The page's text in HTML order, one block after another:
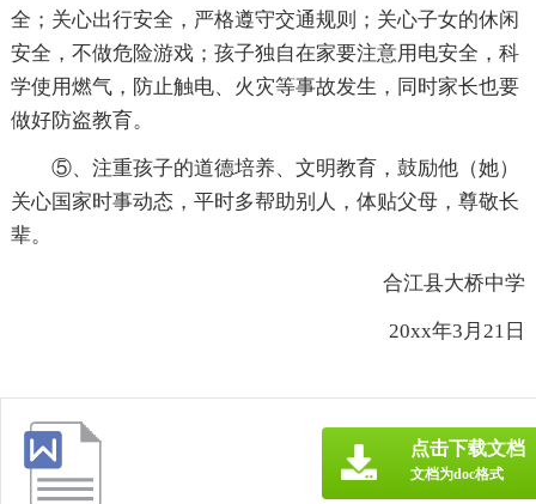
全；关心出行安全，严格遵守交通规则；关心子女的休闲
安全，不做危险游戏；孩子独自在家要注意用电安全，科
学使用燃气，防止触电、火灾等事故发生，同时家长也要
做好防盗教育。
⑤、注重孩子的道德培养、文明教育，鼓励他（她）
关心国家时事动态，平时多帮助别人，体贴父母，尊敬长
辈。
合江县大桥中学
20xx年3月21日
点击下载文档
文档为doc格式